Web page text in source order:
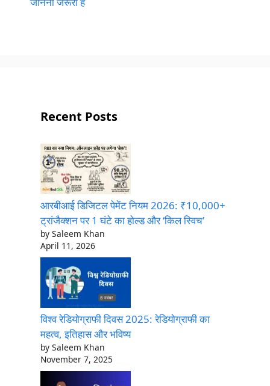
Recent Posts
आरबीआई डिजिटल पेमेंट नियम 2026: ₹10,000+
ट्रांजैक्शन पर 1 घंटे का होल्ड और ‘किल स्विच’
by Saleem Khan
April 11, 2026
विश्व रेडियोग्राफी दिवस 2025: रेडियोग्राफी का
महत्व, इतिहास और भविष्य
by Saleem Khan
November 7, 2025